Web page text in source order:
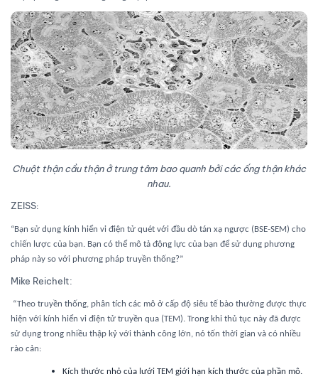
Chuột thận cầu thận ở trung tâm bao quanh bởi các ống thận khác
nhau.
ZEISS:
“Bạn sử dụng kính hiển vi điện tử quét với đầu dò tán xạ ngược (BSE-SEM) cho
chiến lược của bạn. Bạn có thể mô tả động lực của bạn để sử dụng phương
pháp này so với phương pháp truyền thống?”
Mike Reichelt:
“Theo truyền thống, phân tích các mô ở cấp độ siêu tế bào thường được thực
hiện với kính hiển vi điện tử truyền qua (TEM). Trong khi thủ tục này đã được
sử dụng trong nhiều thập kỷ với thành công lớn, nó tốn thời gian và có nhiều
rào cản:
Kích thước nhỏ của lưới TEM giới hạn kích thước của phần mô.